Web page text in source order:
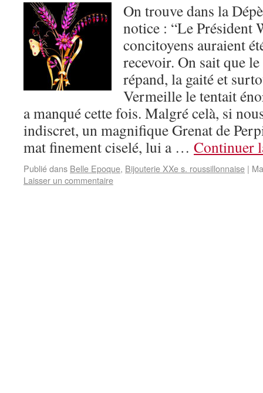
On trouve dans la
notice : “Le Président
concitoyens auraient
recevoir. On sait que
répand, la gaité et
Vermeille le tentait
a manqué cette fois. Malgré celà, si
indiscret, un magnifique Grenat de
mat finement ciselé, lui a … Continuer
Publié dans Belle Epoque, Bijouterie XXe s. roussillonnaise |
Laisser un commentaire